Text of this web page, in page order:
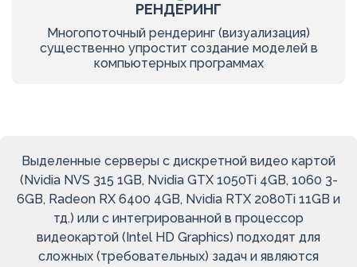
РЕНДЕРИНГ
Многопоточный рендеринг (визуализация)
существенно упростит создание моделей в
компьютерных программах
Выделенные серверы с дискретной видео картой
(Nvidia NVS 315 1GB, Nvidia GTX 1050Ti 4GB, 1060 3-
6GB, Radeon RX 6400 4GB, Nvidia RTX 2080Ti 11GB и
тд.) или с интегрированной в процессор
видеокартой (Intel HD Graphics) подходят для
сложных (требовательных) задач и являются